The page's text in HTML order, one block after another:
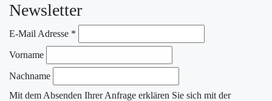
Newsletter
E-Mail Adresse *
Vorname
Nachname
Mit dem Absenden Ihrer Anfrage erklären Sie sich mit der